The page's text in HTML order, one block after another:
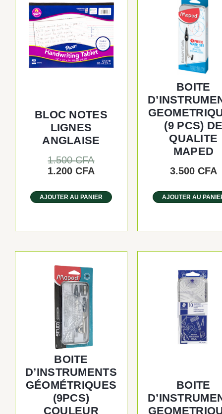
BLOC NOTES
LIGNES
ANGLAISE
1.500CFA
initial
était :
1.500 CFA.
1.200 CFA
actuel
est :
1.200 CFA.
AJOUTER AU PANIER
BOITE
(9 PCS)
QUALITE
MAPED
3.500 CFA
AJOUTER AU
BOITE
D’INSTRUMENTS
GÉOMÉTRIQUES
(9PCS)
COULEUR
BOITE